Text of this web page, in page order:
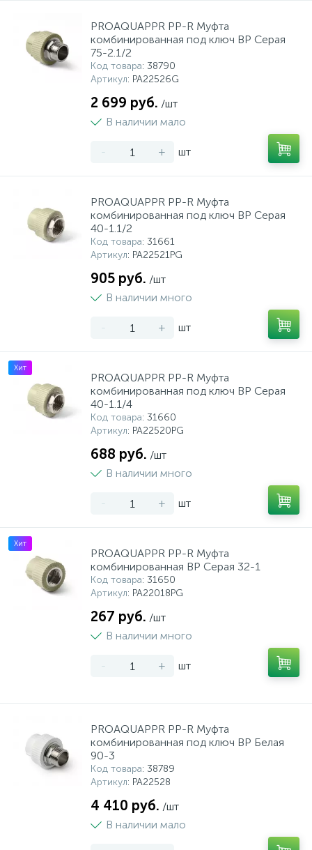
PROAQUAPPR PP-R Муфта
комбинированная под ключ ВР Серая
75-2.1/2
Код товара: 38790
Артикул: PA22526G
2 699 руб. /шт
В наличии мало
- + шт
PROAQUAPPR PP-R Муфта
комбинированная под ключ ВР Серая
40-1.1/2
Код товара: 31661
Артикул: PA22521PG
905 руб. /шт
В наличии много
- + шт
Хит
PROAQUAPPR PP-R Муфта
комбинированная под ключ ВР Серая
40-1.1/4
Код товара: 31660
Артикул: PA22520PG
688 руб. /шт
В наличии много
- + шт
Хит
PROAQUAPPR PP-R Муфта
комбинированная ВР Серая 32-1
Код товара: 31650
Артикул: PA22018PG
267 руб. /шт
В наличии много
- + шт
PROAQUAPPR PP-R Муфта
комбинированная под ключ ВР Белая
90-3
Код товара: 38789
Артикул: PA22528
4 410 руб. /шт
В наличии мало